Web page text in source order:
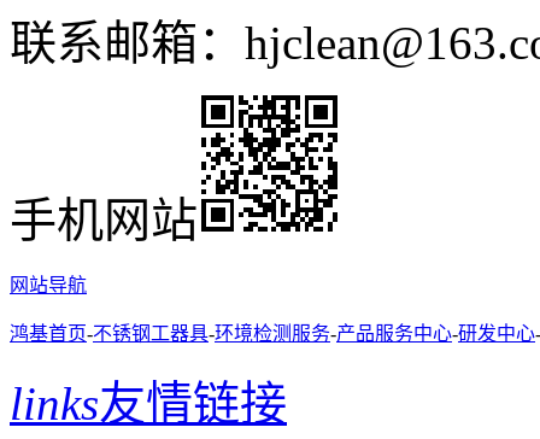
联系邮箱：
手机网站
网站导航
鸿基首页-不锈钢工器具-环境检测服务-产品服务中心-研发中心-
links友情链接